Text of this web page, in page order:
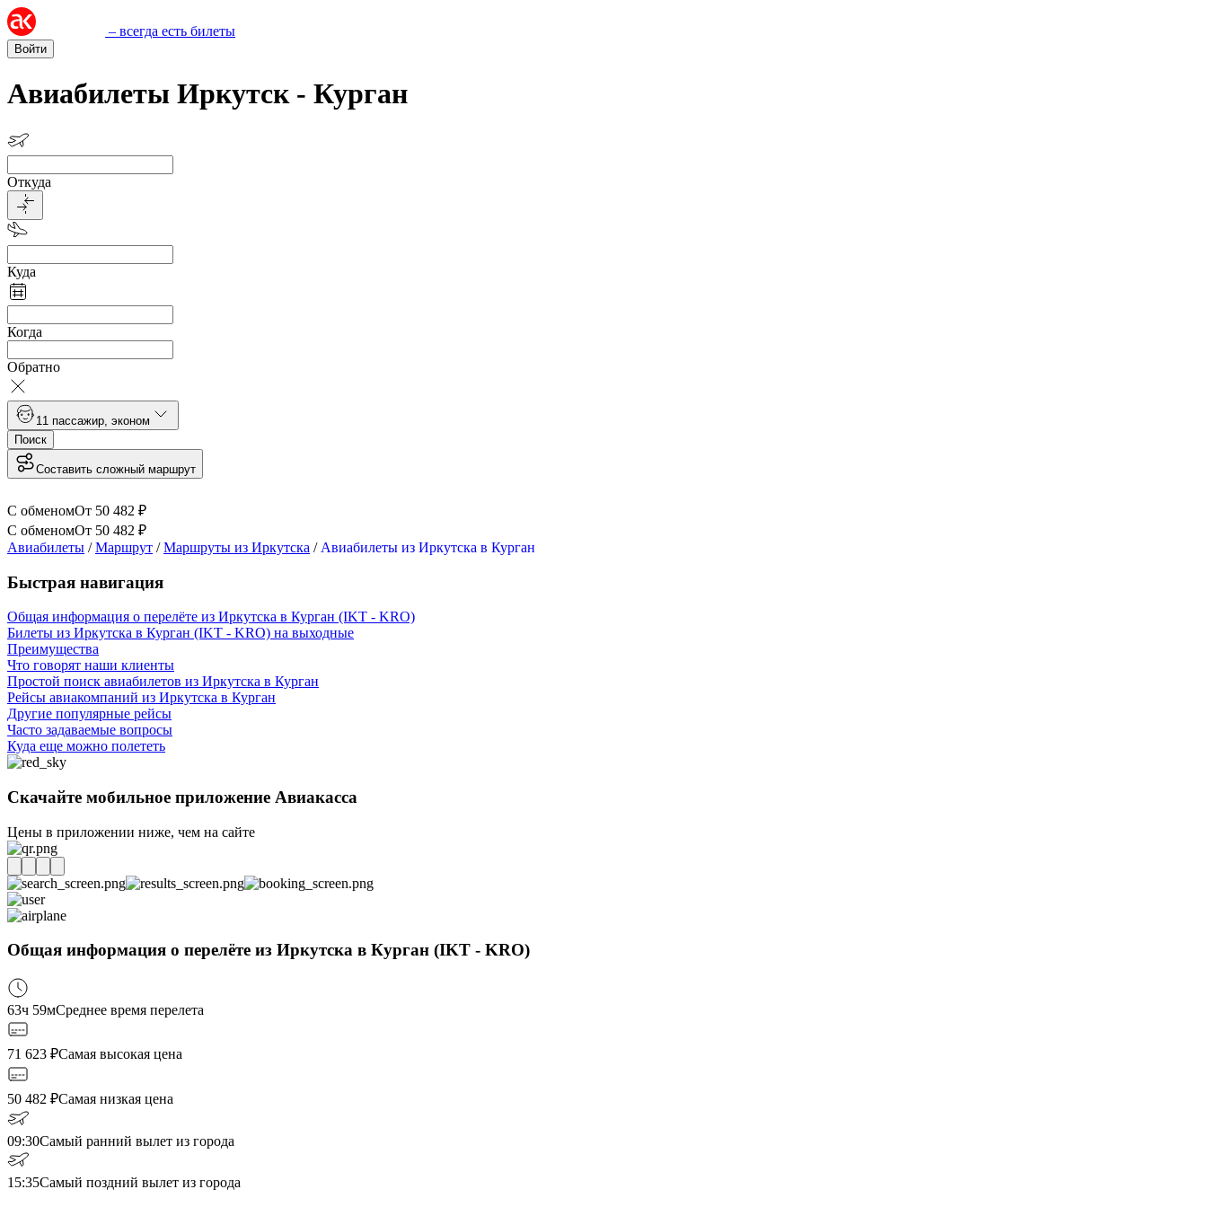
– всегда есть билеты
Войти
Авиабилеты Иркутск - Курган
Откуда
Куда
Когда
Обратно
1 1 пассажир эконом
Поиск
Составить сложный маршрут
С обменомОт 50 482 ₽
С обменомОт 50 482 ₽
Авиабилеты /Маршрут /Маршруты из Иркутска / Авиабилеты из Иркутска в Курган
Быстрая навигация
Общая информация о перелёте из Иркутска в Курган (IKT - KRO)
Билеты из Иркутска в Курган (IKT - KRO) на выходные
Преимущества
Что говорят наши клиенты
Простой поиск авиабилетов из Иркутска в Курган
Рейсы авиакомпаний из Иркутска в Курган
Другие популярные рейсы
Часто задаваемые вопросы
Куда еще можно полететь
Скачайте мобильное приложение Авиакасса
Цены в приложении ниже, чем на сайте
Общая информация о перелёте из Иркутска в Курган (IKT - KRO)
63ч 59мСреднее время перелета
71 623 ₽Самая высокая цена
50 482 ₽Самая низкая цена
09:30Самый ранний вылет из города
15:35Самый поздний вылет из города